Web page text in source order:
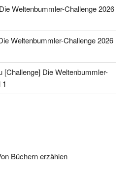
Weltenbummler-Challenge 2026
Weltenbummler-Challenge 2026
[Challenge] Die Weltenbummler-